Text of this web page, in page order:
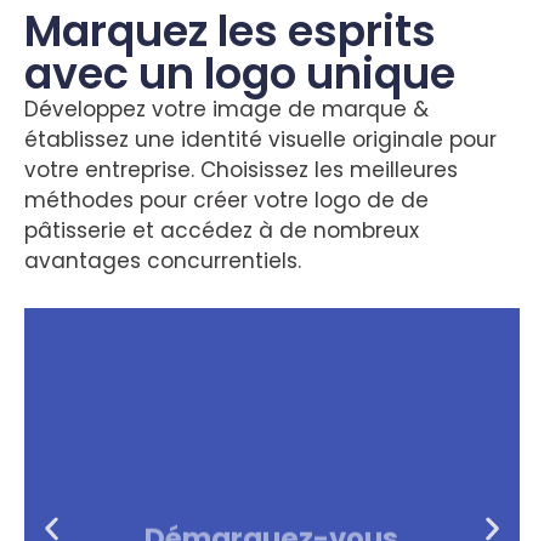
Marquez les esprits
avec un logo unique
Développez votre image de marque &
établissez une identité visuelle originale pour
votre entreprise. Choisissez les meilleures
méthodes pour créer votre logo de de
pâtisserie et accédez à de nombreux
avantages concurrentiels.